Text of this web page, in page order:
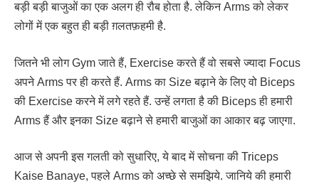
बड़ी बड़ी बाजुओं का एक अलग ही रौब होता है. लेकिन Arms को लेकर
लोगों में एक बहुत ही बड़ी ग़लतफ़हमी है.
जितने भी लोग Gym जाते हैं, Exercise करते हैं वो सबसे ज्यादा Focus
अपने Arms पर ही करते हैं. Arms का Size बढ़ाने के लिए वो Biceps
की Exercise करने में लगे रहते हैं. उन्हें लगता है की Biceps ही हमारी
Arms हैं और इनका Size बढ़ाने से हमारी बाजुओं का आकार बढ़ जाएगा.
आज से अपनी इस गलती को सुधारिए, ये बाद में सोचना की Triceps
Kaise Banaye, पहले Arms को अच्छे से समझिये. जानिये की हमारी